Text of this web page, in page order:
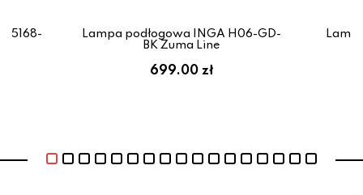
15168-
Lampa podłogowa INGA H06-GD-
BK Zuma Line
699.00 zł